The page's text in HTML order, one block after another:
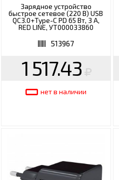
Зарядное устройство
быстрое сетевое (220 В) USB
QC3.0+Type-C PD 65 Вт, 3 А,
RED LINE, УТ000033860
513967
1 517.43
нет в наличии